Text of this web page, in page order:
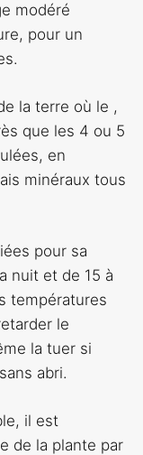
modéré
pour un
la terre où le ,
que les 4 ou 5
en
minéraux tous
pour sa
nuit et de 15 à
températures
le
la tuer si
abri.
il est
de la plante par